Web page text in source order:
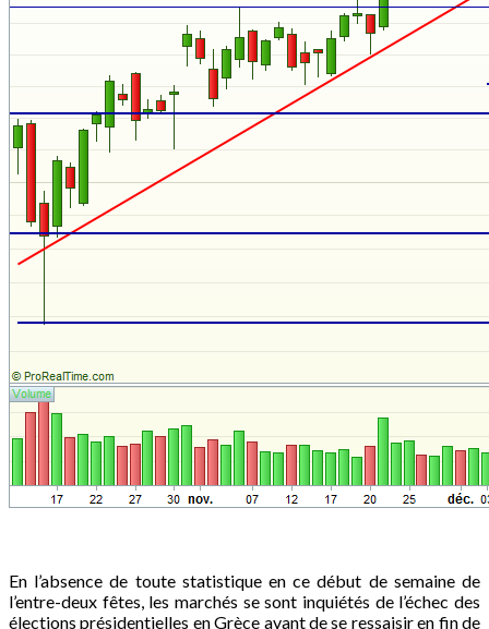
En l’absence de toute statistique en ce début de semaine de
l’entre-deux fêtes, les marchés se sont inquiétés de l’échec des
élections présidentielles en Grèce avant de se ressaisir en fin de